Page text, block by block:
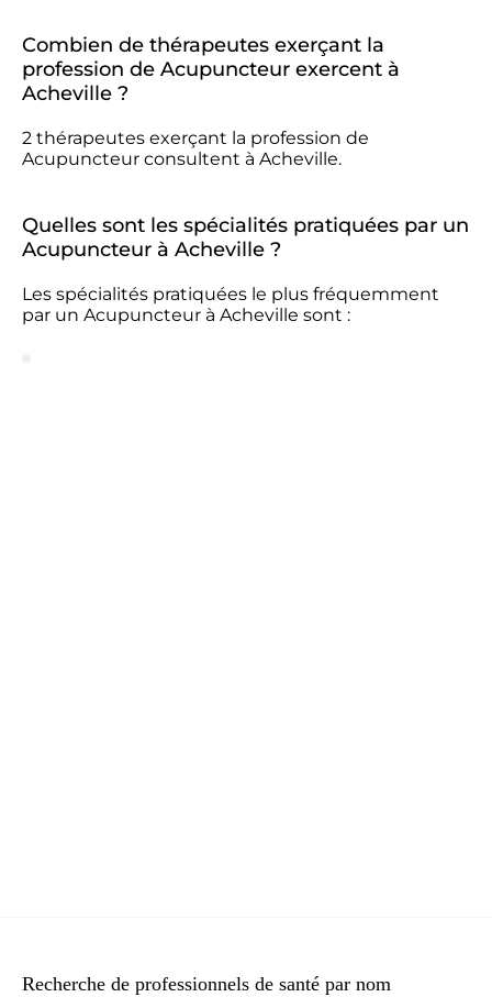
Combien de thérapeutes exerçant la
profession de Acupuncteur exercent à
Acheville ?
2 thérapeutes exerçant la profession de
Acupuncteur consultent à Acheville.
Quelles sont les spécialités pratiquées par un
Acupuncteur à Acheville ?
Les spécialités pratiquées le plus fréquemment
par un Acupuncteur à Acheville sont :
Recherche de professionnels de santé par nom